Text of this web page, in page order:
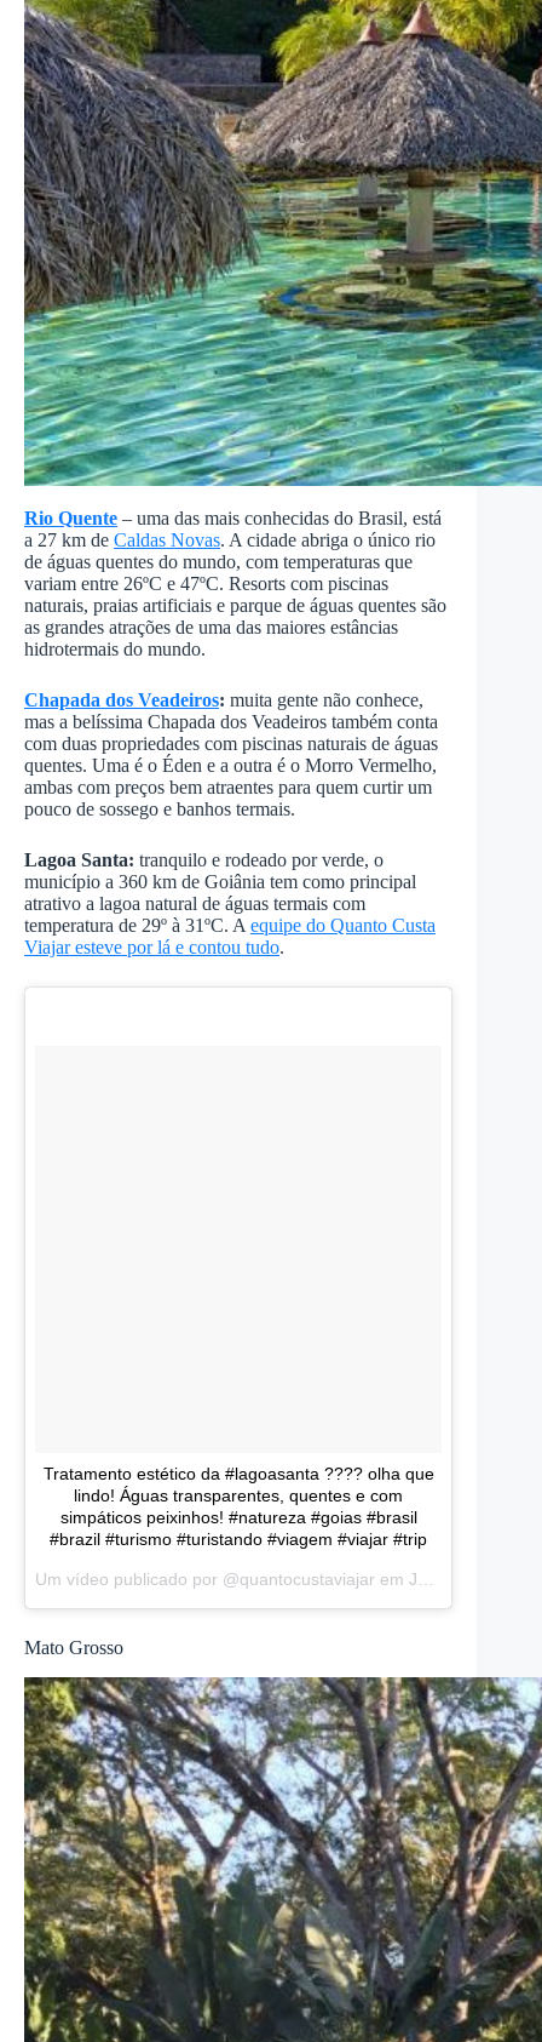
Rio Quente – uma das mais conhecidas do Brasil, está
a 27 km de Caldas Novas. A cidade abriga o único rio
de águas quentes do mundo, com temperaturas que
variam entre 26ºC e 47ºC. Resorts com piscinas
naturais, praias artificiais e parque de águas quentes são
as grandes atrações de uma das maiores estâncias
hidrotermais do mundo.
Chapada dos Veadeiros: muita gente não conhece,
mas a belíssima Chapada dos Veadeiros também conta
com duas propriedades com piscinas naturais de águas
quentes. Uma é o Éden e a outra é o Morro Vermelho,
ambas com preços bem atraentes para quem curtir um
pouco de sossego e banhos termais.
Lagoa Santa: tranquilo e rodeado por verde, o
município a 360 km de Goiânia tem como principal
atrativo a lagoa natural de águas termais com
temperatura de 29º à 31ºC. A equipe do Quanto Custa
Viajar esteve por lá e contou tudo.
Tratamento estético da #lagoasanta ???? olha que
lindo! Águas transparentes, quentes e com
simpáticos peixinhos! #natureza #goias #brasil
#brazil #turismo #turistando #viagem #viajar #trip
Um vídeo publicado por @quantocustaviajar em Jan 5, 2016 às 4:24 PST
Mato Grosso